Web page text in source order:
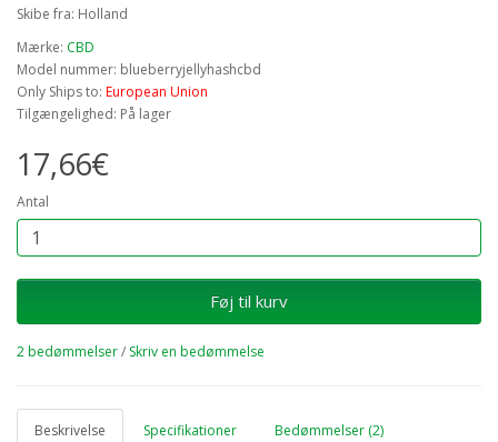
Skibe fra: Holland
Mærke: CBD
Model nummer: blueberryjellyhashcbd
Only Ships to: European Union
Tilgængelighed: På lager
17,66€
Antal
Føj til kurv
2 bedømmelser/ Skriv en bedømmelse
Beskrivelse Specifikationer Bedømmelser (2)